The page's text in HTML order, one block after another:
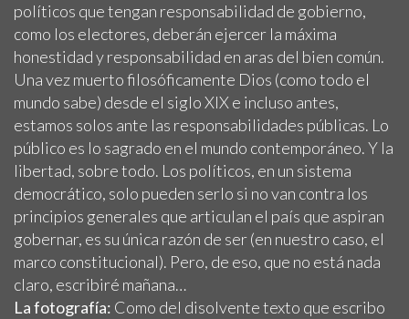
políticos que tengan responsabilidad de gobierno,
como los electores, deberán ejercer la máxima
honestidad y responsabilidad en aras del bien común.
Una vez muerto filosóficamente Dios (como todo el
mundo sabe) desde el siglo XIX e incluso antes,
estamos solos ante las responsabilidades públicas. Lo
público es lo sagrado en el mundo contemporáneo. Y la
libertad, sobre todo. Los políticos, en un sistema
democrático, solo pueden serlo si no van contra los
principios generales que articulan el país que aspiran
gobernar, es su única razón de ser (en nuestro caso, el
marco constitucional). Pero, de eso, que no está nada
claro, escribiré mañana…
La fotografía: Como del disolvente texto que escribo